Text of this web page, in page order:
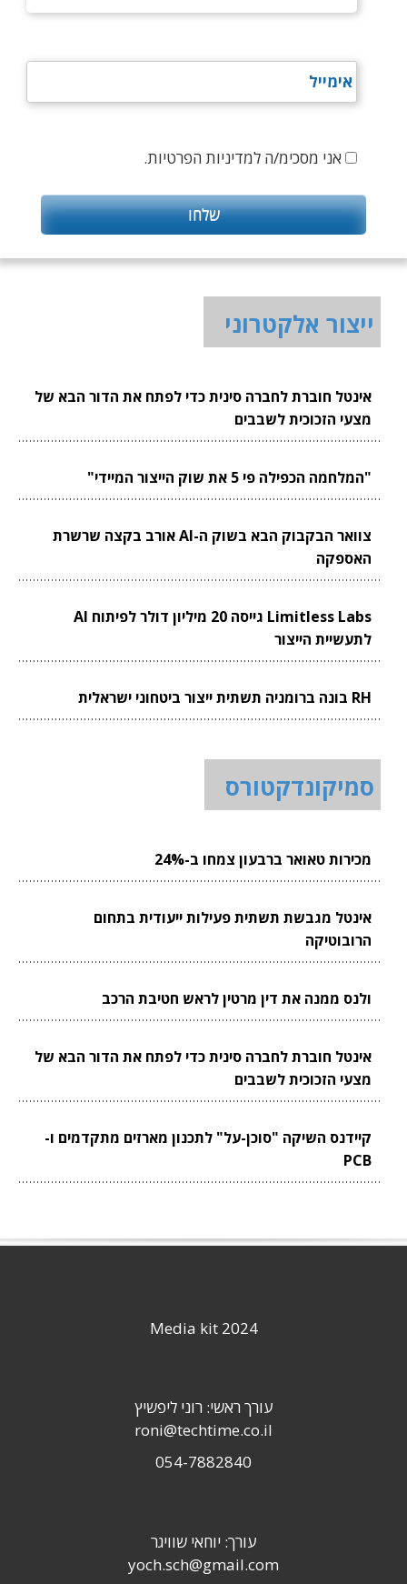
אני מסכימ/ה למדיניות הפרטיות.
ייצור אלקטרוני
אינטל חוברת לחברה סינית כדי לפתח את הדור הבא של
מצעי הזכוכית לשבבים
"המלחמה הכפילה פי 5 את שוק הייצור המיידי"
צוואר הבקבוק הבא בשוק ה-AI אורב בקצה שרשרת
האספקה
Limitless Labs גייסה 20 מיליון דולר לפיתוח AI
לתעשיית הייצור
RH בונה ברומניה תשתית ייצור ביטחוני ישראלית
סמיקונדקטורס
מכירות טאואר ברבעון צמחו ב-24%
אינטל מגבשת תשתית פעילות ייעודית בתחום
הרובוטיקה
ולנס ממנה את דין מרטין לראש חטיבת הרכב
אינטל חוברת לחברה סינית כדי לפתח את הדור הבא של
מצעי הזכוכית לשבבים
קיידנס השיקה "סוכן-על" לתכנון מארזים מתקדמים ו-
PCB
Media kit 2024
עורך ראשי: רוני ליפשיץ
roni@techtime.co.il
054-7882840
עורך: יוחאי שוויגר
yoch.sch@gmail.com